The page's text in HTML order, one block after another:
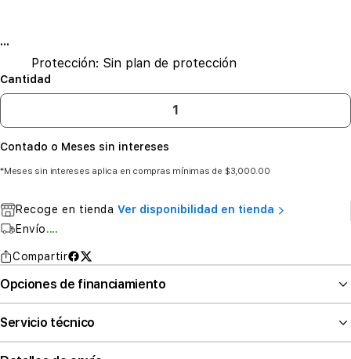
...
Protección: Sin plan de protección
Cantidad
Contado o Meses sin intereses
*Meses sin intereses aplica en compras mínimas de $3,000.00
Recoge en tienda Ver disponibilidad en tienda
Envío....
Compartir
Opciones de financiamiento
Servicio técnico